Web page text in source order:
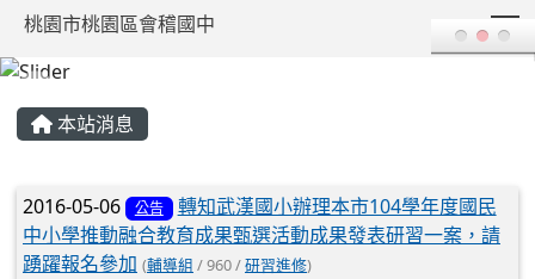
桃園市桃園區會稽國中
本站消息
文章列表
2016-05-06 公告
轉知武漢國小辦理本市104學年度國民
中小學推動融合教育成果甄選活動成果發表研習一案，請
踴躍報名參加 (輔導組 / 960 /研習進修)